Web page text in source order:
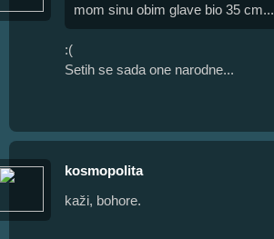
mom sinu obim glave bio 35 cm...
:(
Setih se sada one narodne...
kosmopolita
kaži, bohore.